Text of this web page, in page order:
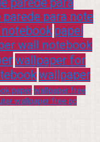
parede para note
notebook papel
wall notebook
wallpaper for
wallpaper
paperwallpaper free
wallpaper free pc